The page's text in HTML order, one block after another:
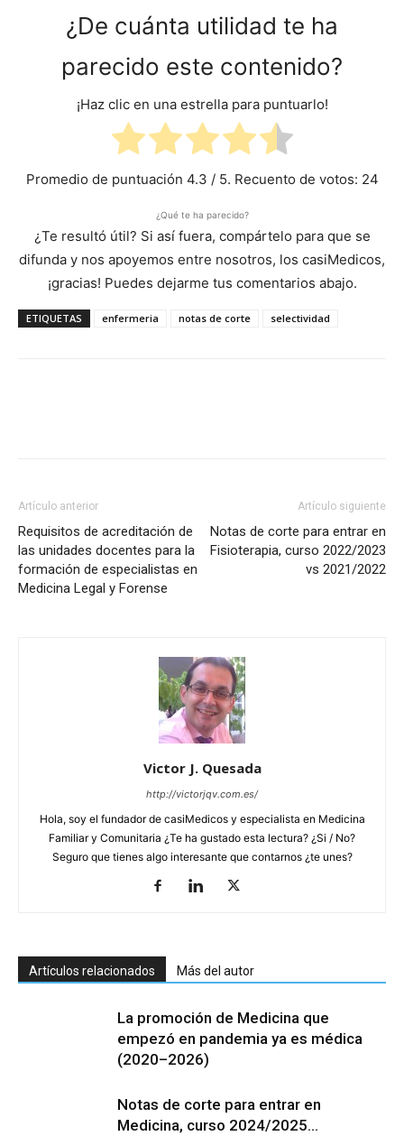
¿De cuánta utilidad te ha
parecido este contenido?
¡Haz clic en una estrella para puntuarlo!
Promedio de puntuación 4.3 / 5. Recuento de votos: 24
¿Qué te ha parecido?
¿Te resultó útil? Si así fuera, compártelo para que se
difunda y nos apoyemos entre nosotros, los casiMedicos,
¡gracias! Puedes dejarme tus comentarios abajo.
ETIQUETAS enfermeria notas de corte selectividad
Artículo anterior
Requisitos de acreditación de
las unidades docentes para la
formación de especialistas en
Medicina Legal y Forense
Artículo siguiente
Notas de corte para entrar en
Fisioterapia, curso 2022/2023
vs 2021/2022
Victor J. Quesada
http://victorjqv.com.es/
Hola, soy el fundador de casiMedicos y especialista en Medicina
Familiar y Comunitaria ¿Te ha gustado esta lectura? ¿Si / No?
Seguro que tienes algo interesante que contarnos ¿te unes?
Artículos relacionados Más del autor
La promoción de Medicina que
empezó en pandemia ya es médica
(2020–2026)
Notas de corte para entrar en
Medicina, curso 2024/2025…